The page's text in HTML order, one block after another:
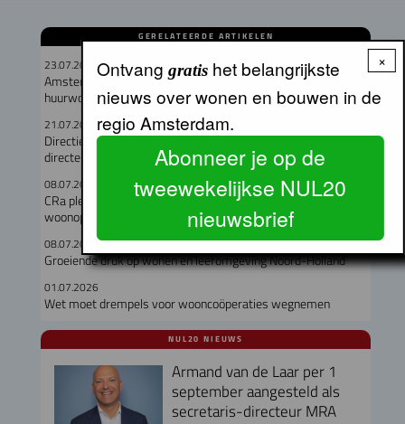
GERELATEERDE ARTIKELEN
23.07.2026
Amsterdam verloor in een jaar meer dan duizend particuliere
huurwoningen
21.07.2026
Directieteam Eigen Haard compleet met twee nieuwe
directeuren
08.07.2026
CRa pleit voor kwaliteit en verbeeldingskracht in de
woonopgave
08.07.2026
Groeiende druk op wonen en leefomgeving Noord-Holland
01.07.2026
Wet moet drempels voor wooncoöperaties wegnemen
NUL20 NIEUWS
Armand van de Laar per 1
september aangesteld als
secretaris-directeur MRA
×
Ontvang gratishet belangrijkste
nieuws over wonen en bouwen in de
regio Amsterdam.
Abonneer je op de
tweewekelijkse NUL20
nieuwsbrief